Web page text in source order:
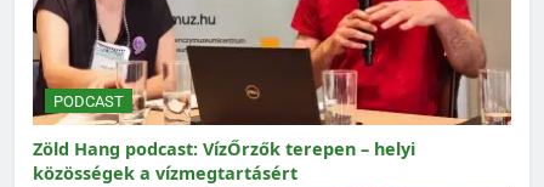
PODCAST
Zöld Hang podcast: VízŐrzők terepen – helyi
közösségek a vízmegtartásért